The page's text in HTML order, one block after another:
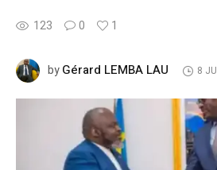
123 0 1
byGérard LEMBA LAU 8